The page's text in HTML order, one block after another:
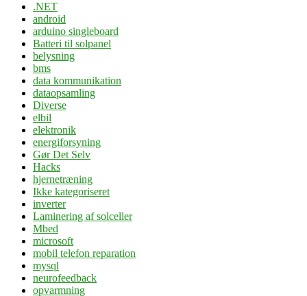
.NET
android
arduino singleboard
Batteri til solpanel
belysning
bms
data kommunikation
dataopsamling
Diverse
elbil
elektronik
energiforsyning
Gør Det Selv
Hacks
hjernetræning
Ikke kategoriseret
inverter
Laminering af solceller
Mbed
microsoft
mobil telefon reparation
mysql
neurofeedback
opvarmning